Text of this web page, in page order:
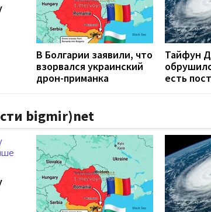
В Болгарии заявили, что
взорвался украинский
дрон-приманка
Тайфун
есть
bigmir)net